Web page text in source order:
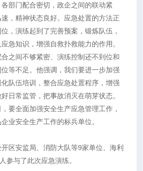
部门配合密切，政企之间的联动紧
，精神状态良好。应急处置的方法正
，演练起到了完善预案，锻炼队伍，
急知识，增强自救扑救能力的作用。
之间不够紧密、演练控制还不到位和
等不足。他强调，我们要进一步加强
队伍培训，整合应急处置程序，增强
日常监管，把事故消灭在萌芽状态。
要全面加强安全生产应急管理工作，
业安全生产工作的标兵单位。
安监局、消防大队等9家单位、海利
参与了此次应急演练。